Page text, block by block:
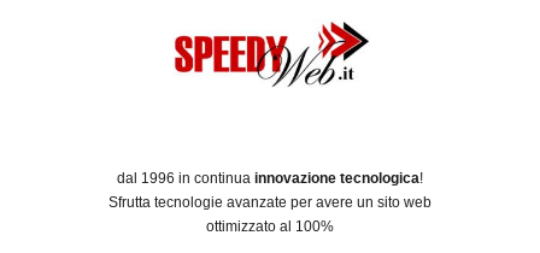
dal 1996 in continua innovazione tecnologica!
Sfrutta tecnologie avanzate per avere un sito web
ottimizzato al 100%